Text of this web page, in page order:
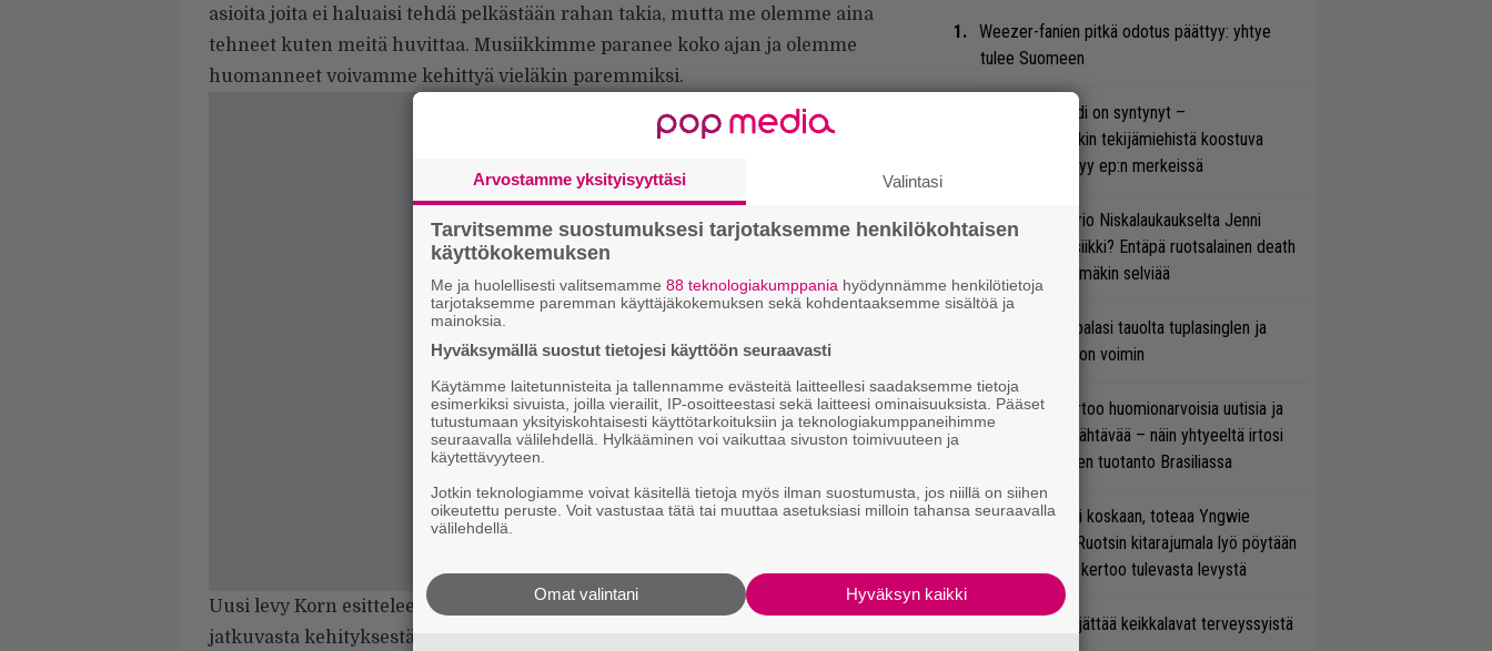
asioita joita ei haluaisi tehdä pelkästään rahan takia, mutta me olemme aina
tehneet kuten meitä huvittaa. Musiikkimme paranee koko ajan ja olemme
huomanneet voivamme kehittyä vieläkin paremmiksi.
Uusi levy Korn esittelee jälleen uusia yllättäviäkin elementtejä, joka kielii
jatkuvasta kehityksestä.
Weezer-fanien pitkä odotus päättyy: yhtye
tulee Suomeen
Uusi superbändi on syntynyt –
Vaihtoehtorockin tekijämiehistä koostuva
ryhmä esittäytyy ep:n merkeissä
Miten taipuu Trio Niskalaukaukselta Jenni
Vartiaisen musiikki? Entäpä ruotsalainen death
metal? Pian tämäkin selviää
Blind Channel palasi tauolta tuplasinglen ja
näyttävän videon voimin
Linkin Park kertoo huomionarvoisia uutisia ja
tarjoaa uutta nähtävää – näin yhtyeeltä irtosi
Meteora-aikojen tuotanto Brasiliassa
Se on nyt tai ei koskaan, toteaa Yngwie
Malmsteen – Ruotsin kitarajumala lyö pöytään
uuden biisin ja kertoo tulevasta levystä
Glenn Hughes jättää keikkalavat terveyssyistä
Arvostamme yksityisyyttäsi Valintasi
Tarvitsemme suostumuksesi tarjotaksemme henkilökohtaisen
käyttökokemuksen
Me ja huolellisesti valitsemamme 88 teknologiakumppania hyödynnämme henkilötietoja
tarjotaksemme paremman käyttäjäkokemuksen sekä kohdentaaksemme sisältöä ja
mainoksia.
Hyväksymällä suostut tietojesi käyttöön seuraavasti
Käytämme laitetunnisteita ja tallennamme evästeitä laitteellesi saadaksemme tietoja
esimerkiksi sivuista, joilla vierailit, IP-osoitteestasi sekä laitteesi ominaisuuksista. Pääset
tutustumaan yksityiskohtaisesti käyttötarkoituksiin ja teknologiakumppaneihimme
seuraavalla välilehdellä. Hylkääminen voi vaikuttaa sivuston toimivuuteen ja
käytettävyyteen.
Jotkin teknologiamme voivat käsitellä tietoja myös ilman suostumusta, jos niillä on siihen
oikeutettu peruste. Voit vastustaa tätä tai muuttaa asetuksiasi milloin tahansa seuraavalla
välilehdellä.
Hyväksyn kaikki
Omat valintani